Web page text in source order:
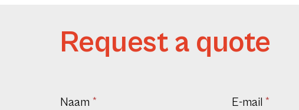
Request a quote
Contact
Naam * E-mail *